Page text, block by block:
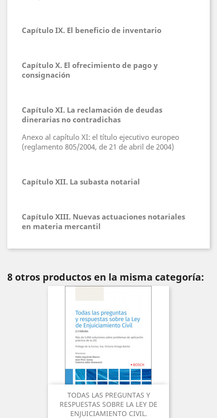
Capítulo IX. El beneficio de inventario
Capítulo X. El ofrecimiento de pago y
consignación
Capítulo XI. La reclamación de deudas
dinerarias no contradichas
Anexo al capítulo XI: el título ejecutivo europeo
(reglamento 805/2004, de 21 de abril de 2004)
Capítulo XII. La subasta notarial
Capítulo XIII. Nuevas actuaciones notariales
en materia mercantil
8 otros productos en la misma categoría:
TODAS LAS PREGUNTAS Y
RESPUESTAS SOBRE LA LEY DE
ENJUICIAMIENTO CIVIL.